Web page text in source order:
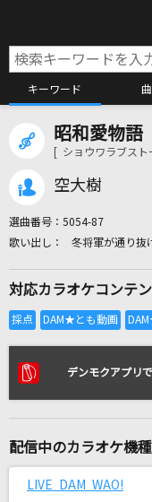
キーワード
リアルタ
世界を明るく照ら
昭和愛物語
[ ショウワラブスト
空大樹
選曲番号： 5054-87
冬将軍が通り抜
対応カラオケコンテ
デンモクアプリ
配信中のカラオケ機種
LIVE DAM WAO!